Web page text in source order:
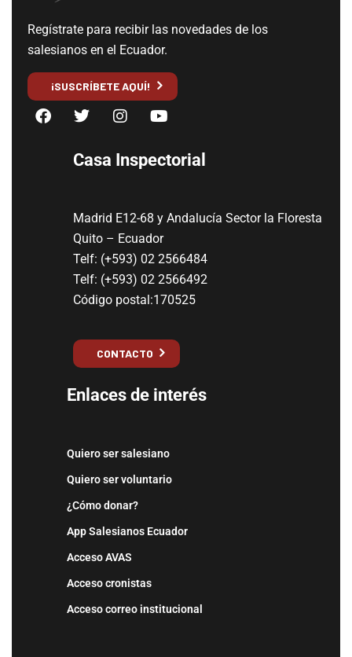
Regístrate para recibir las novedades de los
salesianos en el Ecuador.
¡SUSCRÍBETE AQUÍ!
Casa Inspectorial
Madrid E12-68 y Andalucía Sector la Floresta
Quito – Ecuador
Telf: (+593) 02 2566484
Telf: (+593) 02 2566492
Código postal:170525
CONTACTO
Enlaces de interés
Quiero ser salesiano
Quiero ser voluntario
¿Cómo donar?
App Salesianos Ecuador
Acceso AVAS
Acceso cronistas
Acceso correo institucional